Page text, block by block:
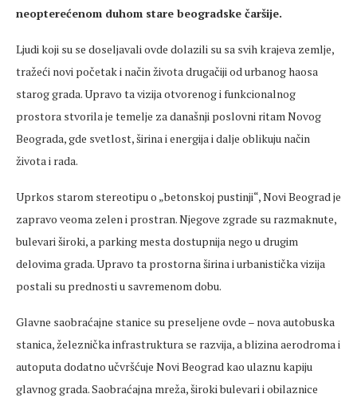
neopterećenom duhom stare beogradske čaršije.
Ljudikoji su se doseljavaliovde dolazili su sa svih krajeva zemlje,
tražeći novi početak i način života drugačiji od urbanog haosa
starog grada. Upravo ta vizija otvorenog i funkcionalnog
prostora stvorila je temelje za današnji poslovni ritam Novog
Beograda,gde svetlost, širina i energija i dalje oblikuju način
života i rada.
Uprkos starom stereotipu o „betonskoj pustinji“, Novi Beograd je
zapravo veoma zelen i prostran. Njegove zgrade su razmaknute,
bulevariširoki, a parking mestadostupnija nego u drugim
delovimagrada. Upravo ta prostorna širina i urbanistička vizija
postali su prednostiu savremenomdobu.
Glavne saobraćajne stanice su preseljene ovde – nova autobuska
stanica,železničkainfrastruktura se razvija, a blizina aerodroma i
autoputa dodatno učvršćuje Novi Beograd kao ulaznu kapiju
glavnog grada. Saobraćajna mreža, široki bulevari i obilaznice